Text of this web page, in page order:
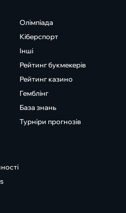
Олімпіада
Кіберспорт
Інші
Рейтинг букмекерів
Рейтинг казино
Гемблінг
База знань
Турніри прогнозів